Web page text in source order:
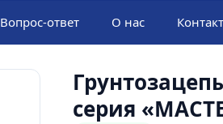
Вопрос-ответ О нас
серия